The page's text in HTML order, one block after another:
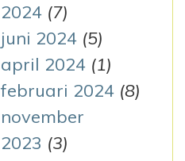
2024 (7)
juni 2024 (5)
april 2024 (1)
februari 2024 (8)
november
2023 (3)